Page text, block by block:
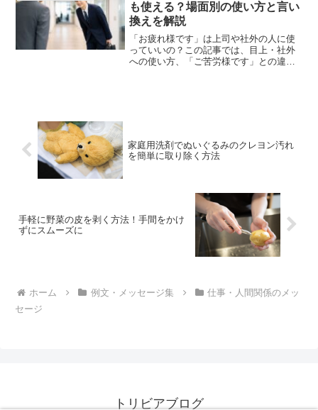
も使える？場面別の使い方と言い
換えを解説
「お疲れ様です」は上司や社外の人に使
っていいの？この記事では、目上・社外
への使い方、「ご苦労様です」との違
家庭用洗剤でぬいぐるみのクレヨン汚れ
を簡単に取り除く方法
手軽に野菜の皮を剥く方法！手間をかけ
ずにスムーズに
ホーム 例文・メッセージ集
仕事・人間関係のメッ
セージ
トリビアブログ